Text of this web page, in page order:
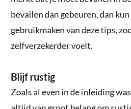
bevallen dan gebeuren, dan
gebruikmaken van deze tips,
zelfverzekerder voelt.
Blijf rustig
Zoals al even in de inleiding